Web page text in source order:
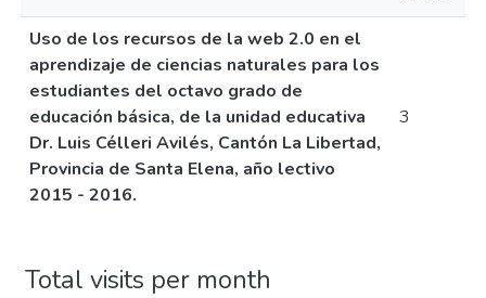
Uso de los recursos de la web 2.0 en el
aprendizaje de ciencias naturales para los
estudiantes del octavo grado de
educación básica, de la unidad educativa
Dr. Luis Célleri Avilés, Cantón La Libertad,
Provincia de Santa Elena, año lectivo
2015 - 2016.
3
Total visits per month